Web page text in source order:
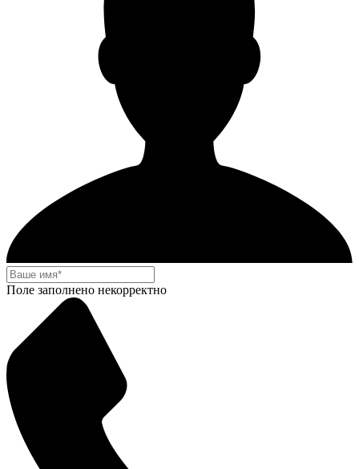
Поле заполнено некорректно